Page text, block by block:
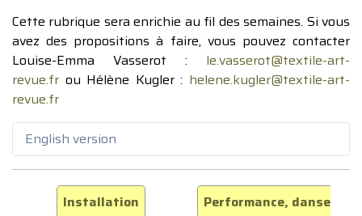
Cette rubrique sera enrichie au fil des semaines. Si vous
avez des propositions à faire, vous pouvez contacter
Louise-Emma Vasserot : le.vasserot@textile-art-
revue.fr ou Hélène Kugler : helene.kugler@textile-art-
revue.fr
English version
Installation
Performance, danse